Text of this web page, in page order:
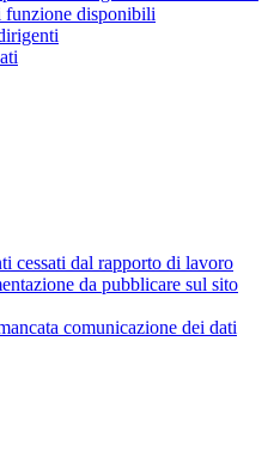
funzione disponibili
cessati dal rapporto di lavoro
da pubblicare sul sito
comunicazione dei dati